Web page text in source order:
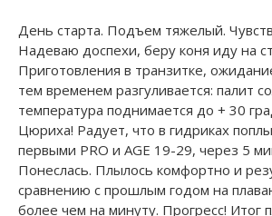
День старта. Подъем тяжелый.
Надеваю доспехи, беру коня иду на
Приготовления в транзитке,
тем временем разгуливается: палит
температура поднимается до + 30
Цюриха! Радует, что в гидриках
первыми PRO и AGE 19-29, через 5
Понеслась. Плылось комфортно и
сравнению с прошлым годом на
более чем на минуту. Прогресс! Итог